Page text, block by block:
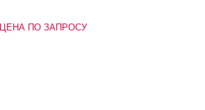
ЦЕНА ПО ЗАПРОСУ